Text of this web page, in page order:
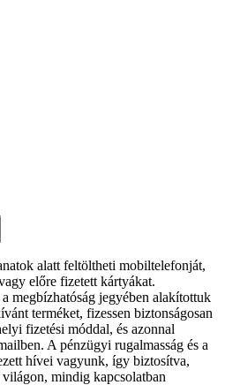
alatt feltöltheti mobiltelefonját,
előre fizetett kártyákat.
megbízhatóság jegyében alakítottuk
terméket, fizessen biztonságosan
fizetési móddal, és azonnal
A pénzügyi rugalmasság és a
hívei vagyunk, így biztosítva,
mindig kapcsolatban